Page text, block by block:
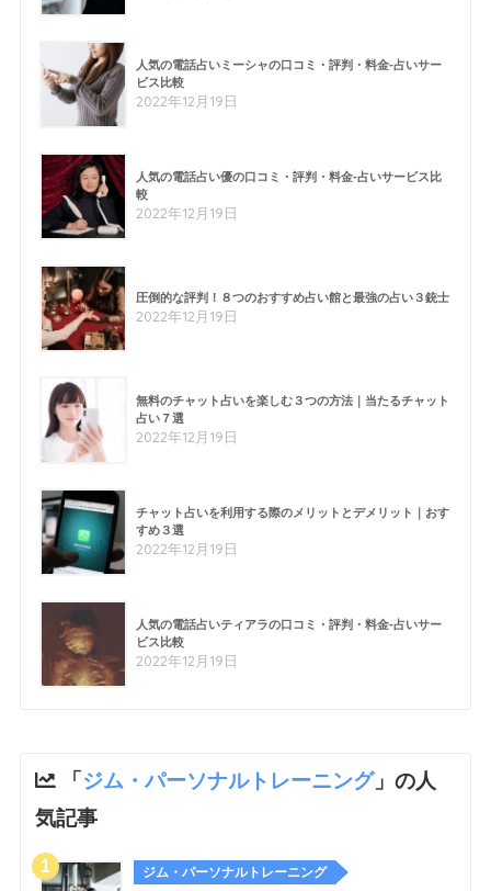
人気の電話占いミーシャの口コミ・評判・料金-占いサー
ビス比較
2022年12月19日
人気の電話占い優の口コミ・評判・料金-占いサービス比
較
2022年12月19日
圧倒的な評判！８つのおすすめ占い館と最強の占い３銃士
2022年12月19日
無料のチャット占いを楽しむ３つの方法｜当たるチャット
占い７選
2022年12月19日
チャット占いを利用する際のメリットとデメリット｜おす
すめ３選
2022年12月19日
人気の電話占いティアラの口コミ・評判・料金-占いサー
ビス比較
2022年12月19日
「ジム・パーソナルトレーニング」の人
気記事
ジム・パーソナルトレーニング